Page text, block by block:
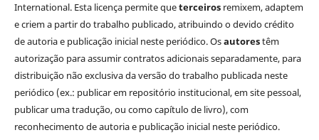
International. Esta licença permite queterceirosremixem, adaptem
e criem a partir do trabalho publicado, atribuindo o devido crédito
de autoria e publicação inicial neste periódico. Osautorestêm
autorização para assumir contratos adicionais separadamente, para
distribuição não exclusiva da versão do trabalho publicada neste
periódico (ex.: publicar em repositório institucional, em site pessoal,
publicar uma tradução, ou como capítulo de livro), com
reconhecimento de autoria e publicação inicial neste periódico.